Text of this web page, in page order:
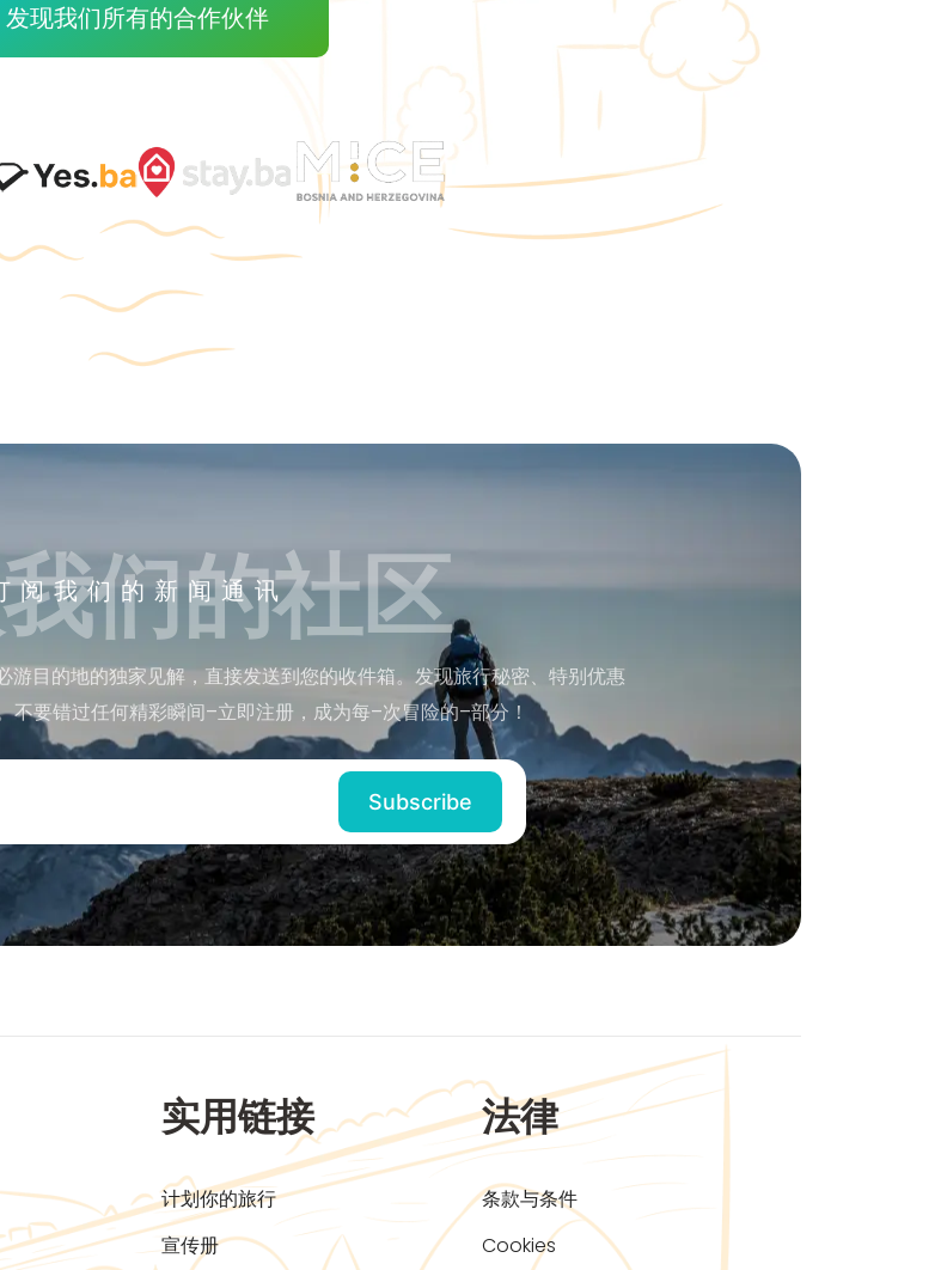
发现我们所有的合作伙伴
阅我们的新闻通讯
们的社区
目的地的独家见解，直接发送到您的收件箱。发现旅行秘密、特别优惠
不要错过任何精彩瞬间–立即注册，成为每–次冒险的–部分！
实用链接
计划你的旅行
宣传册
法律
条款与条件
Cookies